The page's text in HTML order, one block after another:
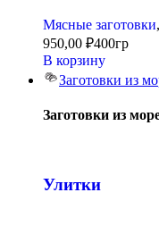
Мясные заготовки,
950,00 ₽400гр
В корзину
Заготовки из
Заготовки из
Улитки